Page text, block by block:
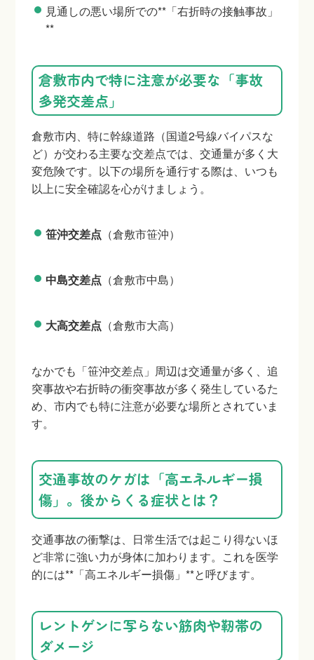
見通しの悪い場所での**「右折時の接触事故」
**
倉敷市内で特に注意が必要な「事故
多発交差点」
倉敷市内、特に幹線道路（国道2号線バイパスな
ど）が交わる主要な交差点では、交通量が多く大
変危険です。以下の場所を通行する際は、いつも
以上に安全確認を心がけましょう。
笹沖交差点 （倉敷市笹沖）
中島交差点 （倉敷市中島）
大高交差点 （倉敷市大高）
なかでも「笹沖交差点」周辺は交通量が多く、追
突事故や右折時の衝突事故が多く発生しているた
め、市内でも特に注意が必要な場所とされていま
す。
交通事故のケガは「高エネルギー損
傷」。後からくる症状とは？
交通事故の衝撃は、日常生活では起こり得ないほ
ど非常に強い力が身体に加わります。これを医学
的には**「高エネルギー損傷」**と呼びます。
レントゲンに写らない筋肉や靭帯の
ダメージ